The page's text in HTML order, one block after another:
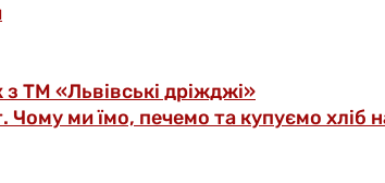
ТМ «Львівські дріжджі»
Чому ми їмо, печемо та купуємо хліб